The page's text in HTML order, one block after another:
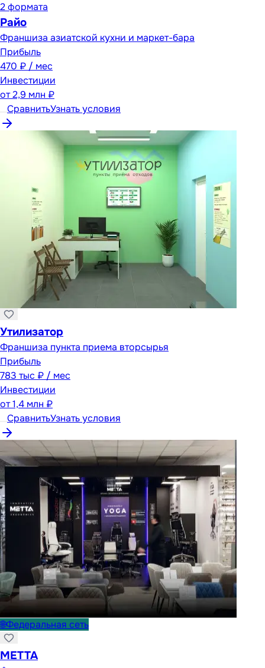
2формата
Райо
Франшиза азиатской кухни и маркет-бара
Прибыль
470 ₽ / мес
Инвестиции
от2,9 млн ₽
СравнитьУзнать условия
Утилизатор
Франшиза пункта приема вторсырья
Прибыль
783 тыс ₽ / мес
Инвестиции
от1,4 млн ₽
СравнитьУзнать условия
🌐Федеральная сеть
METTA